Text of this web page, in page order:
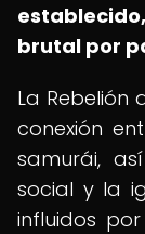
brutal por
La Rebelión
conexión
samurái,
social y la
influidos